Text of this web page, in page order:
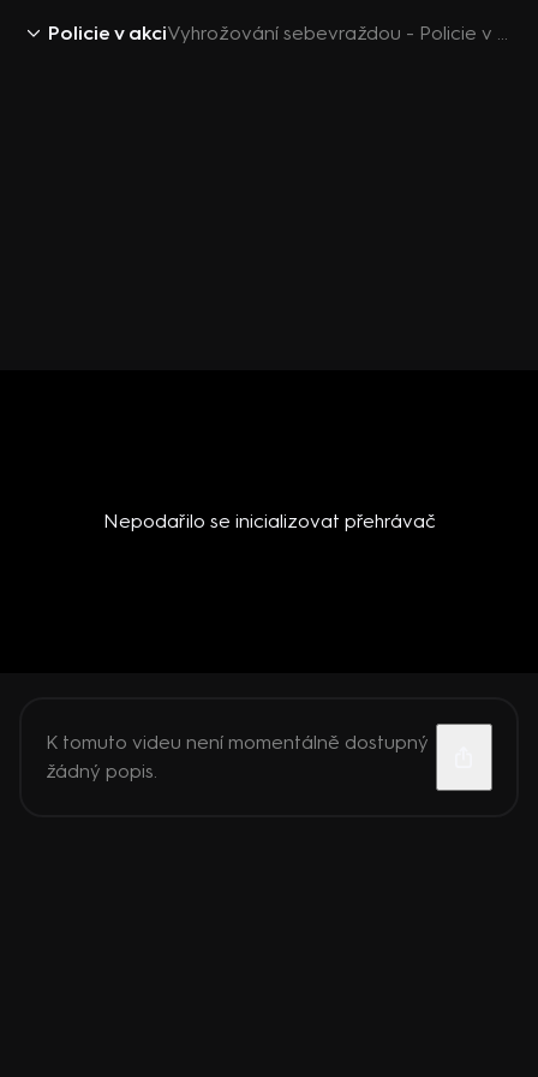
Policie v akci Vyhrožování sebevraždou - Policie v akci
Nepodařilo se inicializovat přehrávač
K tomuto videu není momentálně dostupný
žádný popis.